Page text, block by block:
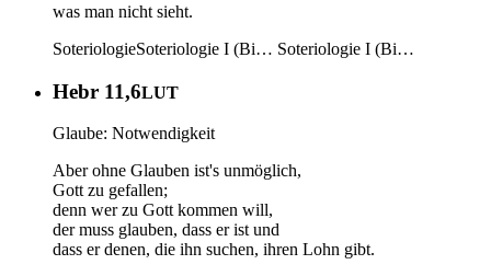
was man nicht sieht.
SoteriologieSoteriologie I (Bi… Soteriologie I (Bi…
Hebr 11,6LUT
Glaube: Notwendigkeit
Aber ohne Glauben ist's unmöglich,
Gott zu gefallen;
denn wer zu Gott kommen will,
der muss glauben, dass er ist und
dass er denen, die ihn suchen, ihren Lohn gibt.